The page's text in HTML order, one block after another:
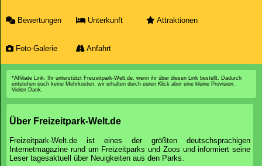
Bewertungen Unterkunft Attraktionen
Foto-Galerie Anfahrt
*Affiliate Link: Ihr unterstützt Freizeitpark-Welt.de, wenn ihr über diesen Link bestellt. Dadurch
entstehen euch keine Mehrkosten, wir erhalten durch euren Klick aber eine kleine Provision.
Vielen Dank.
Über Freizeitpark-Welt.de
Freizeitpark-Welt.de ist eines der größten deutschsprachigen
Internetmagazine rund um Freizeitparks und Zoos und informiert seine
Leser tagesaktuell über Neuigkeiten aus den Parks.